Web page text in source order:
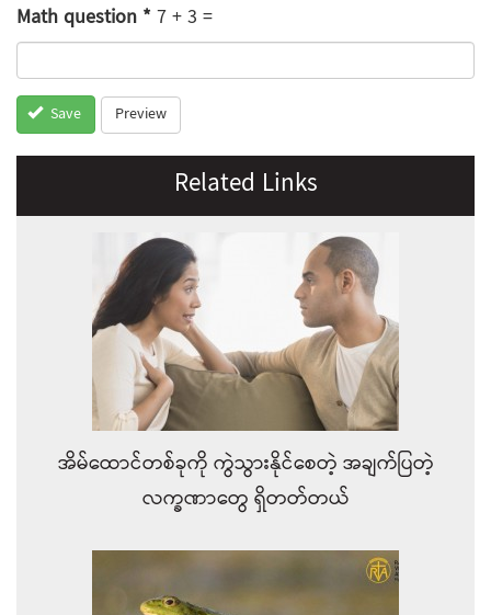
Math question*7 + 3 =
Save Preview
Related Links
အိမ်ထောင်တစ်ခုကို ကွဲသွားနိုင်စေတဲ့ အချက်ပြတဲ့
လက္ခဏာတွေ ရှိတတ်တယ်